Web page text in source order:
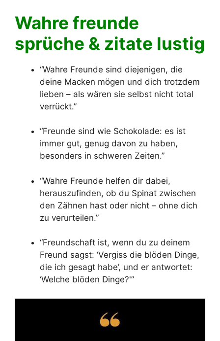
Wahre freunde
sprüche & zitate lustig
“Wahre Freunde sind diejenigen, die
deine Macken mögen und dich trotzdem
lieben – als wären sie selbst nicht total
verrückt.”
“Freunde sind wie Schokolade: es ist
immer gut, genug davon zu haben,
besonders in schweren Zeiten.”
“Wahre Freunde helfen dir dabei,
herauszufinden, ob du Spinat zwischen
den Zähnen hast oder nicht – ohne dich
zu verurteilen.”
“Freundschaft ist, wenn du zu deinem
Freund sagst: ‘Vergiss die blöden Dinge,
die ich gesagt habe’, und er antwortet:
‘Welche blöden Dinge?'”